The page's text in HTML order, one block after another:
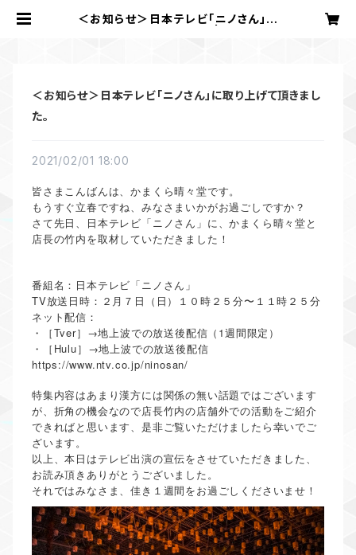
＜お知らせ＞日本テレビ「ニノさん」に
＜お知らせ＞日本テレビ「ニノさん」に取り上げて頂きまし
た。
2021/02/01 18:00
皆さまこんばんは、かまくら晴々堂です。
もうすぐ立春ですね、みなさまいかがお過ごしですか？
さて先日、日本テレビ「ニノさん」に、かまくら晴々堂と
店長の竹内を取材していただきました！
番組名：日本テレビ「ニノさん」
TV放送日時：２月７日（日）１０時２５分〜１１時２５分
ネット配信：
・［Tver］→地上波での放送後配信（1週間限定）
・［Hulu］→地上波での放送後配信
https://www.ntv.co.jp/ninosan/
特集内容はあまり漢方には関係の無い話題ではございます
が、折角の機会なので店長竹内の店舗外での活動をご紹介
できればと思います、是非ご覧いただけましたら幸いでご
ざいます。
以上、本日はテレビ出演の宣伝をさせていただきました、
お読み頂きありがとうございました。
それではみなさま、佳き１週間をお過ごしくださいませ！